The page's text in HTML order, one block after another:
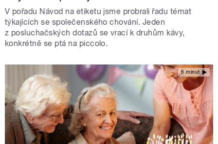
V pořadu Návod na etiketu jsme probrali řadu témat
týkajících se společenského chování. Jeden
z posluchačských dotazů se vrací k druhům kávy,
konkrétně se ptá na piccolo.
6 minut